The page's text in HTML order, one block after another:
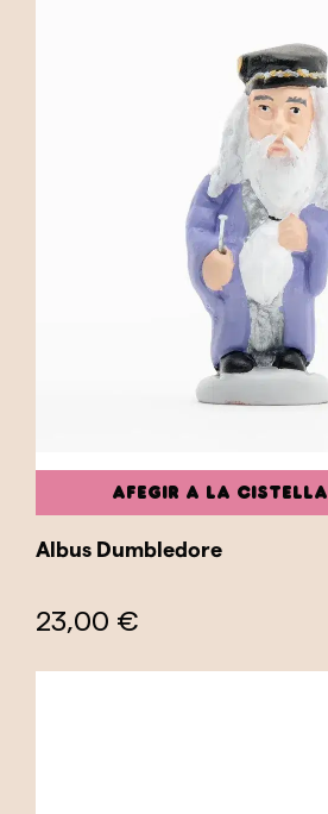
AFEGIR A LA CISTELLA
Albus Dumbledore
23,00 €